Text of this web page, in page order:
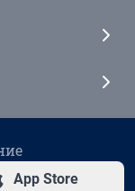
App Store